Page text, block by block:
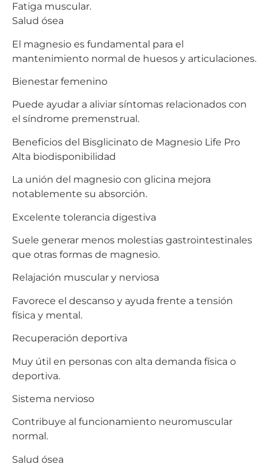
Fatiga muscular.
Salud ósea
El magnesio es fundamental para el
mantenimiento normal de huesos y articulaciones.
Bienestar femenino
Puede ayudar a aliviar síntomas relacionados con
el síndrome premenstrual.
Beneficios del Bisglicinato de Magnesio Life Pro
Alta biodisponibilidad
La unión del magnesio con glicina mejora
notablemente su absorción.
Excelente tolerancia digestiva
Suele generar menos molestias gastrointestinales
que otras formas de magnesio.
Relajación muscular y nerviosa
Favorece el descanso y ayuda frente a tensión
física y mental.
Recuperación deportiva
Muy útil en personas con alta demanda física o
deportiva.
Sistema nervioso
Contribuye al funcionamiento neuromuscular
normal.
Salud ósea